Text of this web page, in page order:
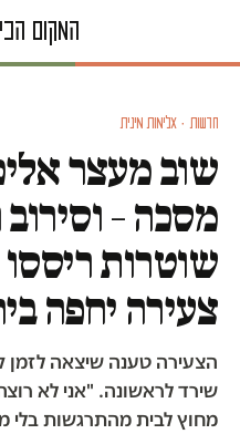
חדשות · אלימות מינית
שוב מעצר
מסכה –
שוטרות ריססו
צעירה יחפה
הצעירה טענה שיצאה
שירד לראשונה. "אני לא
מחוץ לבית מהתרגשות